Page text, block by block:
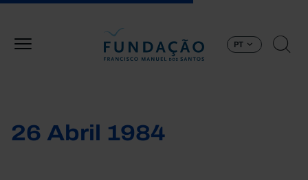
PT
26 Abril 1984